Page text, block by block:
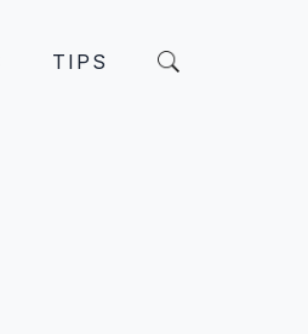
TIPS